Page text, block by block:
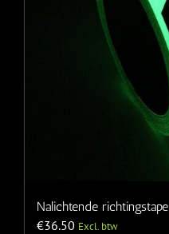
Nalichtende richtingstape
€36.50 Excl. btw